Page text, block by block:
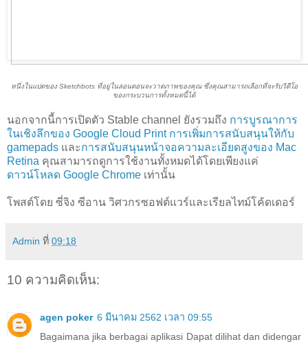
หนึ่งในแปดของ Sketchbots ที่อยู่ในลอนดอนจะวาดภาพของคุณ ซึ่งคุณสามารถเลือกที่จะรับวิดีโอ
ของกระบวนการทั้งหมดนี้ได้
นอกจากนี้การเปิดตัว Stable channel ยังรวมถึง การบูรณาการ
ในเชิงลึกของ Google Cloud Print การเพิ่มการสนับสนุนให้กับ
gamepads และการสนับสนุนหน้าจอความละเอียดสูงของ Mac
Retina คุณสามารถดูการใช้งานทั้งหมดได้โดยเพียงแค่
ดาวน์โหลด Google Chrome เท่านั้น
โพสต์โดย ซี่จิง ซีอาน วิศวกรซอฟต์แวร์และเรียลไทม์โค้ดเดอร์
Admin ที่ 09:18
10 ความคิดเห็น:
agen poker 6 มีนาคม 2562 เวลา 09:55
Bagaimana jika berbagai aplikasi Dapat dilihat dan didengar